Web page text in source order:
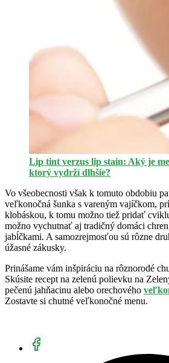
Lip tint verzus lip stain: Aký je
ktorý vydrží dlhšie?
Vo všeobecnosti však k tomuto obdobiu
veľkonočná šunka s vareným vajíčkom,
klobáskou, k tomu možno tiež pridať
možno vychutnať aj tradičný domáci
jabĺčkami. A samozrejmosťou sú rôzne
úžasné zákusky.
Prinášame vám inšpiráciu na rôznorodé
Skúsite recept na zelenú polievku na
pečenú jahňacinu alebo orechového
Zostavte si chutné veľkonočné menu.